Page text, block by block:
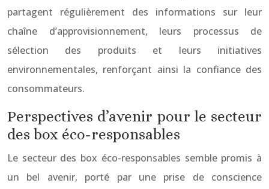
partagent régulièrement des informations sur leur
chaîne d’approvisionnement, leurs processus de
sélection des produits et leurs initiatives
environnementales, renforçant ainsi la confiance des
consommateurs.
Perspectives d’avenir pour le secteur
des box éco-responsables
Le secteur des box éco-responsables semble promis à
un bel avenir, porté par une prise de conscience